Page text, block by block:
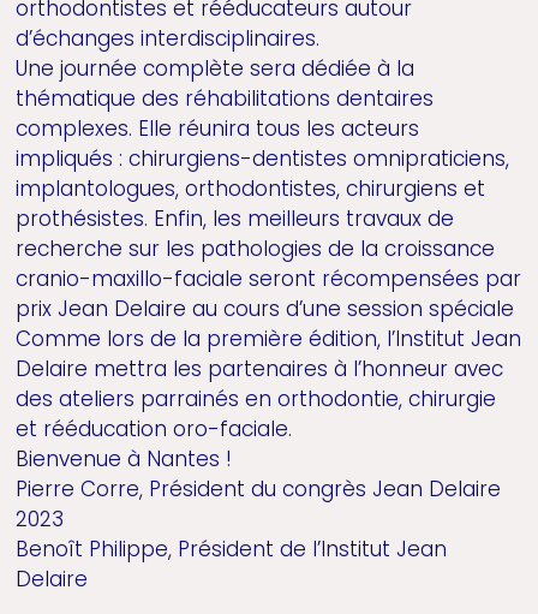
orthodontistes et rééducateurs autour
d’échanges interdisciplinaires.
Une journée complète sera dédiée à la
thématique des réhabilitations dentaires
complexes. Elle réunira tous les acteurs
impliqués : chirurgiens-dentistes omnipraticiens,
implantologues, orthodontistes, chirurgiens et
prothésistes. Enfin, les meilleurs travaux de
recherche sur les pathologies de la croissance
cranio-maxillo-faciale seront récompensées par
prix Jean Delaire au cours d’une session spéciale
Comme lors de la première édition, l’Institut Jean
Delaire mettra les partenaires à l’honneur avec
des ateliers parrainés en orthodontie, chirurgie
et rééducation oro-faciale.
Bienvenue à Nantes !
Pierre Corre, Président du congrès Jean Delaire
2023
Benoît Philippe, Président de l’Institut Jean
Delaire